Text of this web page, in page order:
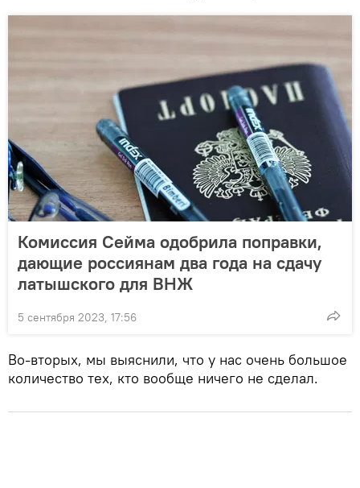
Комиссия Сейма одобрила поправки,
дающие россиянам два года на сдачу
латышского для ВНЖ
5 сентября 2023, 17:56
Во-вторых, мы выяснили, что у нас очень большое
количество тех, кто вообще ничего не сделал.